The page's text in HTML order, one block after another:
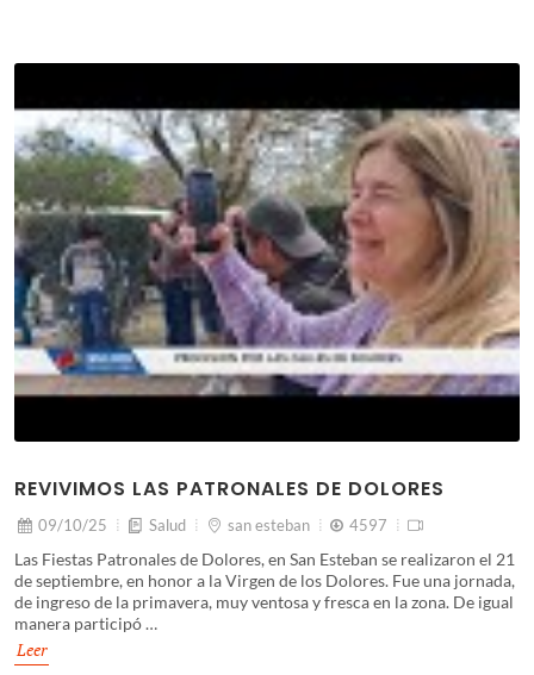
REVIVIMOS LAS PATRONALES DE DOLORES
09/10/25 Salud san esteban 4597
Las Fiestas Patronales de Dolores, en San Esteban se realizaron el 21
de septiembre, en honor a la Virgen de los Dolores. Fue una jornada,
de ingreso de la primavera, muy ventosa y fresca en la zona. De igual
manera participó …
Leer